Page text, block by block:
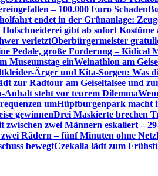
– 100.000 Euro Schaden
endet in der Grünanlage:
gibt ab sofort Kostüme
verletztOberbürgermeister
Pedale, große Forderung – Kidical
Museumstag einWeinathlon am
Ärger und Kita-Sorgen: Was
zur Radtour am Geiseltalsee und
Anhalt steht vor teurem Dilemma
umHüpfburgenpark macht
gewinnenDrei Maskierte brechen
zwischen zwei Männern eskaliert –
Rädern – fünf Minuten ohne Netz
bewegtCzekalla lädt zum